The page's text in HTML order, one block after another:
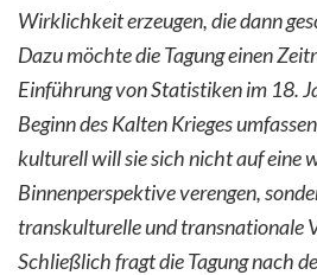
Wirklichkeit erzeugen, die dann
Dazu möchte die Tagung einen
Einführung von Statistiken im 18.
Beginn des Kalten Krieges
kulturell will sie sich nicht auf eine
Binnenperspektive verengen,
transkulturelle und transnationale
Schließlich fragt die Tagung nach